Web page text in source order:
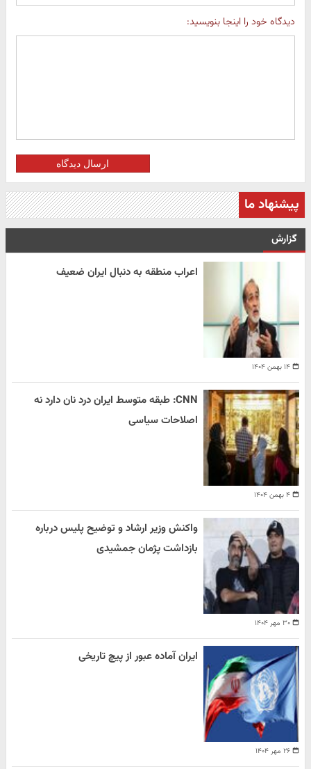
دیدگاه خود را اینجا بنویسید:
ارسال دیدگاه
پیشنهاد ما
گزارش
۱۴ بهمن ۱۴۰۴
اعراب منطقه به دنبال ایران ضعیف
۴ بهمن ۱۴۰۴
CNN: طبقه متوسط ایران درد نان دارد نه
اصلاحات سیاسی
۳۰ مهر ۱۴۰۴
واکنش وزیر ارشاد و توضیح پلیس درباره
بازداشت پژمان جمشیدی
۲۶ مهر ۱۴۰۴
ایران آماده عبور از پیچ تاریخی